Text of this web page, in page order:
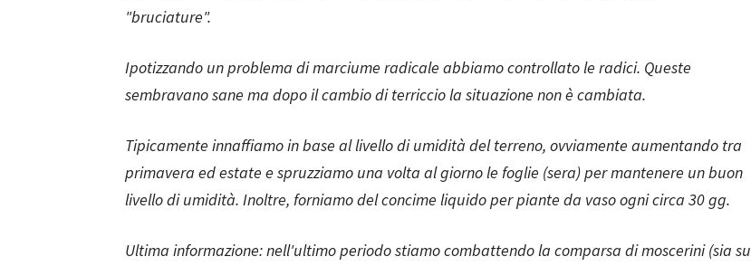
"bruciature".
Ipotizzando un problema di marciume radicale abbiamo controllato le radici. Queste
sembravano sane ma dopo il cambio di terriccio la situazione non è cambiata.
Tipicamente innaffiamo in base al livello di umidità del terreno, ovviamente aumentando tra
primavera ed estate e spruzziamo una volta al giorno le foglie (sera) per mantenere un buon
livello di umidità. Inoltre, forniamo del concime liquido per piante da vaso ogni circa 30 gg.
Ultima informazione: nell'ultimo periodo stiamo combattendo la comparsa di moscerini (sia su